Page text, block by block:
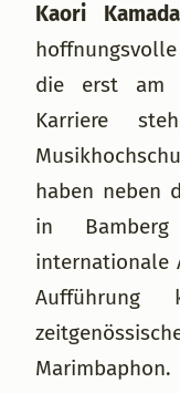
Kaori Kamada
die erst am
Karriere
haben neben
in
internationale
Aufführung
Marimbaphon.